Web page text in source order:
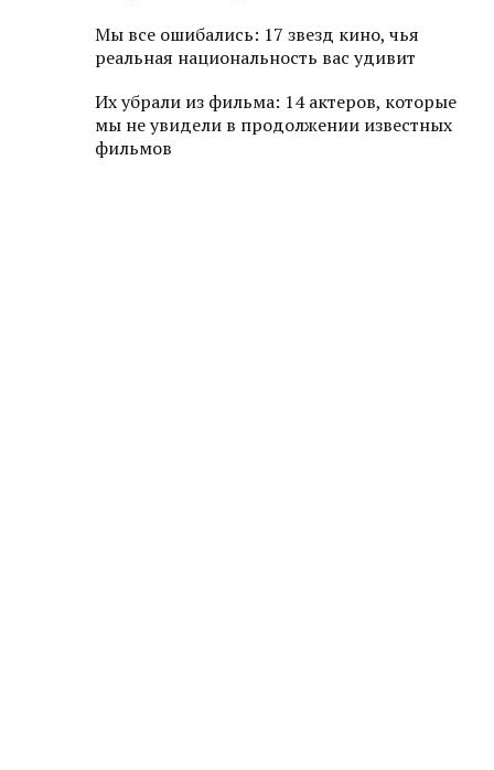
Мы все ошибались: 17 звезд кино, чья
реальная национальность вас удивит
Их убрали из фильма: 14 актеров, которые
мы не увидели в продолжении известных
фильмов